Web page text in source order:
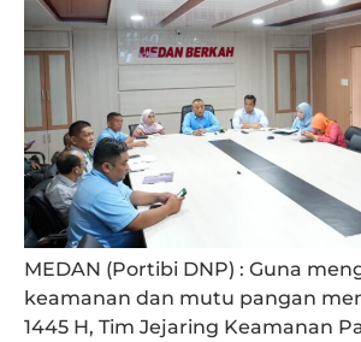
MEDAN (Portibi DNP) : Guna
keamanan dan mutu pangan
1445 H, Tim Jejaring Keamanan